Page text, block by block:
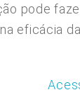
pode
eficácia